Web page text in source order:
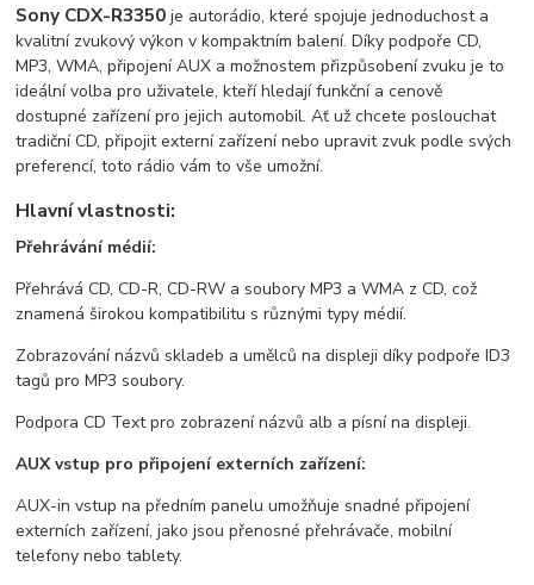
Sony CDX-R3350 je autorádio, které spojuje jednoduchost a
kvalitní zvukový výkon v kompaktním balení. Díky podpoře CD,
MP3, WMA, připojení AUX a možnostem přizpůsobení zvuku je to
ideální volba pro uživatele, kteří hledají funkční a cenově
dostupné zařízení pro jejich automobil. Ať už chcete poslouchat
tradiční CD, připojit externí zařízení nebo upravit zvuk podle svých
preferencí, toto rádio vám to vše umožní.
Hlavní vlastnosti:
Přehrávání médií:
Přehrává CD, CD-R, CD-RW a soubory MP3 a WMA z CD, což
znamená širokou kompatibilitu s různými typy médií.
Zobrazování názvů skladeb a umělců na displeji díky podpoře ID3
tagů pro MP3 soubory.
Podpora CD Text pro zobrazení názvů alb a písní na displeji.
AUX vstup pro připojení externích zařízení:
AUX-in vstup na předním panelu umožňuje snadné připojení
externích zařízení, jako jsou přenosné přehrávače, mobilní
telefony nebo tablety.